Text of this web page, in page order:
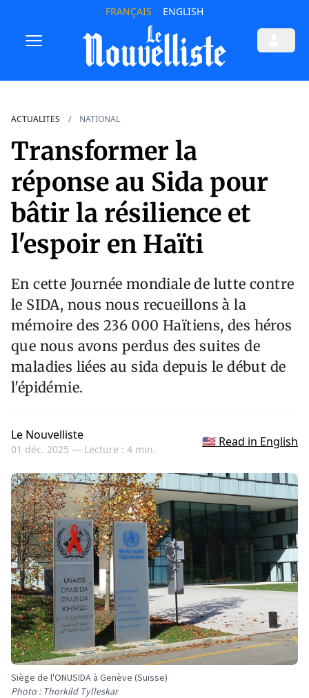
FRANÇAIS ENGLISH
ACTUALITES NATIONAL
Transformer la
réponse au Sida pour
bâtir la résilience et
l'espoir en Haïti
En cette Journée mondiale de lutte contre
le SIDA, nous nous recueillons à la
mémoire des 236 000 Haïtiens, des héros
que nous avons perdus des suites de
maladies liées au sida depuis le début de
l'épidémie.
Le Nouvelliste
01 déc. 2025 — Lecture : 4 min.
🇺🇸 Read in English
Siège de l'ONUSIDA à Genève (Suisse)
Photo : Thorkild Tylleskar